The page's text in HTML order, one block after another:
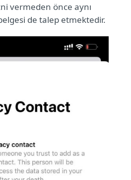
vermeden önce aynı
de talep etmektedir.